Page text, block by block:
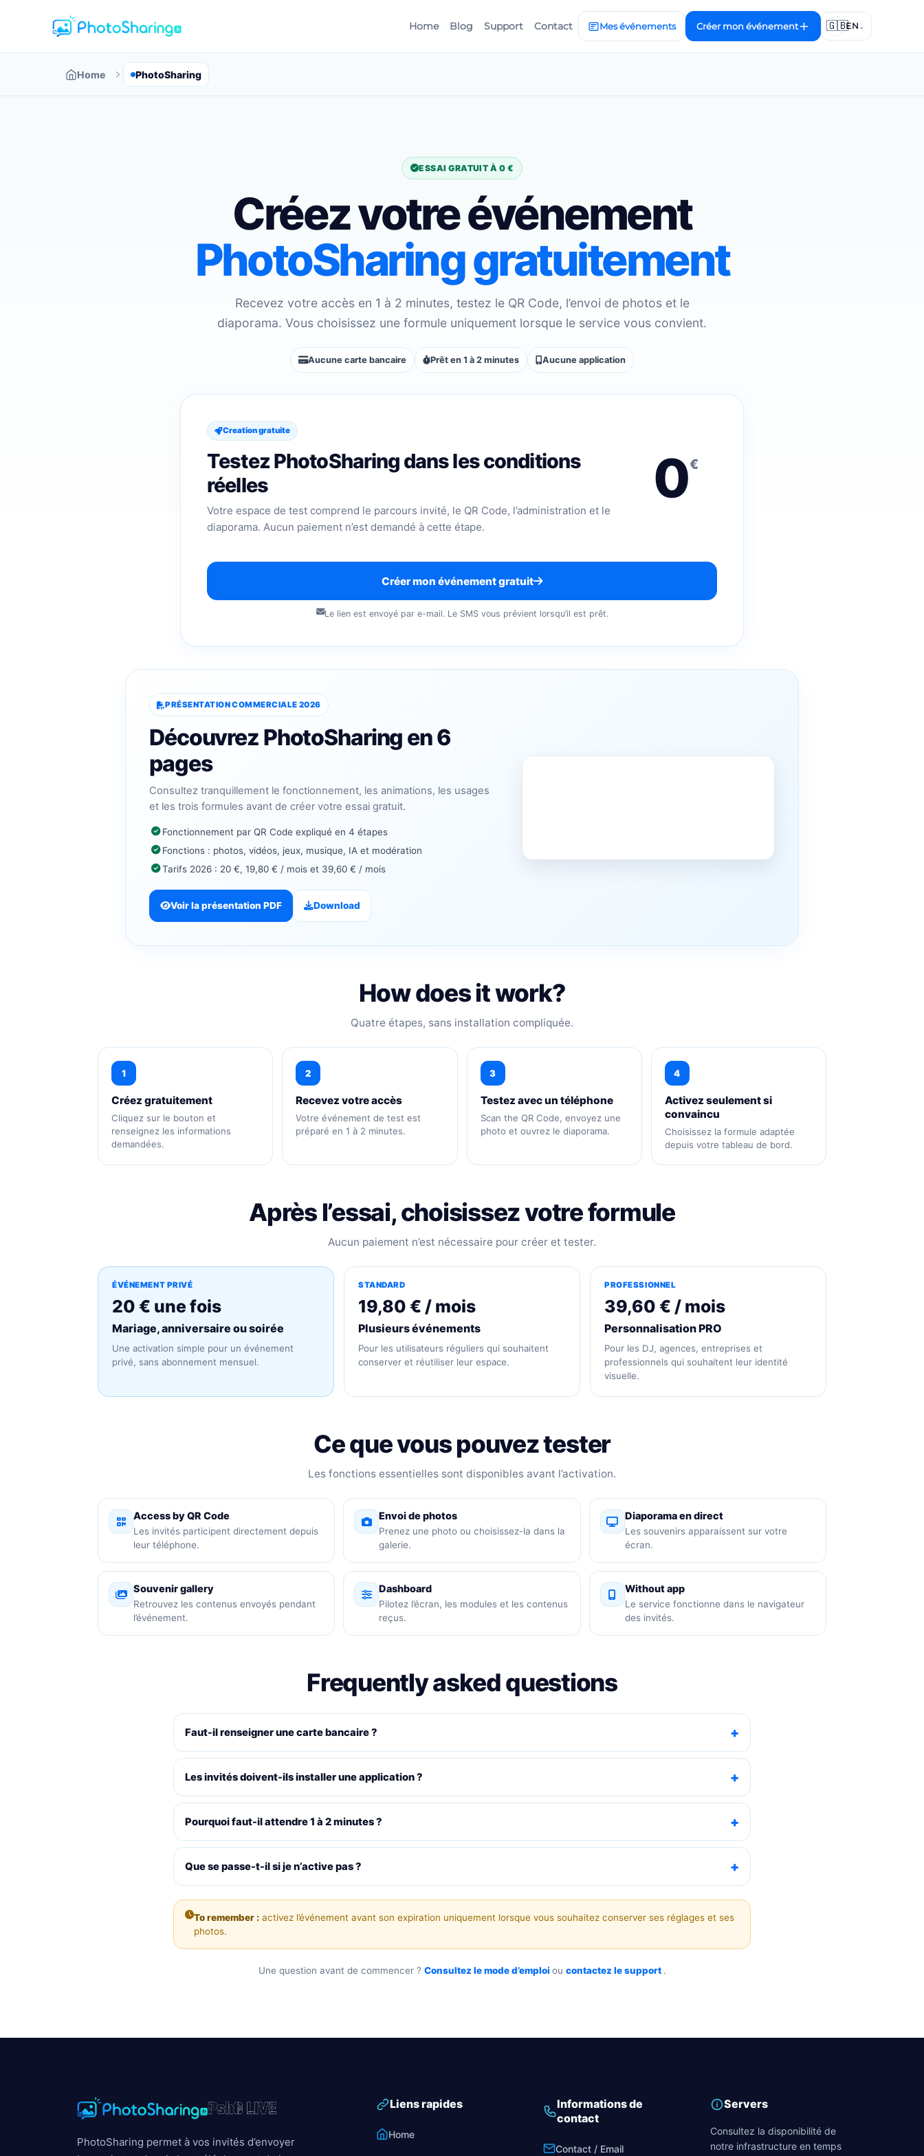
Home Blog Support Contact Mes événements Créer mon événement 🇬🇧EN ⌄
Home PhotoSharing
ESSAI GRATUIT À 0 €
Créez votre événement
PhotoSharing gratuitement
Recevez votre accès en 1 à 2 minutes, testez le QR Code, l’envoi de photos et le
diaporama. Vous choisissez une formule uniquement lorsque le service vous convient.
Aucune carte bancaire Prêt en 1 à 2 minutes Aucune application
Creation gratuite
Testez PhotoSharing dans les conditions
réelles
Votre espace de test comprend le parcours invité, le QR Code, l’administration et le
diaporama. Aucun paiement n’est demandé à cette étape.
0 €
Créer mon événement gratuit
Le lien est envoyé par e-mail. Le SMS vous prévient lorsqu’il est prêt.
PRÉSENTATION COMMERCIALE 2026
Découvrez PhotoSharing en 6
pages
Consultez tranquillement le fonctionnement, les animations, les usages
et les trois formules avant de créer votre essai gratuit.
Fonctionnement par QR Code expliqué en 4 étapes
Fonctions : photos, vidéos, jeux, musique, IA et modération
Tarifs 2026 : 20 €, 19,80 € / mois et 39,60 € / mois
Voir la présentation PDF Download
How does it work?
Quatre étapes, sans installation compliquée.
1
Créez gratuitement
Cliquez sur le bouton et
renseignez les informations
demandées.
2
Recevez votre accès
Votre événement de test est
préparé en 1 à 2 minutes.
3
Testez avec un téléphone
Scan the QR Code, envoyez une
photo et ouvrez le diaporama.
4
Activez seulement si
convaincu
Choisissez la formule adaptée
depuis votre tableau de bord.
Après l’essai, choisissez votre formule
Aucun paiement n’est nécessaire pour créer et tester.
ÉVÉNEMENT PRIVÉ
20 € une fois
Mariage, anniversaire ou soirée
Une activation simple pour un événement
privé, sans abonnement mensuel.
STANDARD
19,80 € / mois
Plusieurs événements
Pour les utilisateurs réguliers qui souhaitent
conserver et réutiliser leur espace.
PROFESSIONNEL
39,60 € / mois
Personnalisation PRO
Pour les DJ, agences, entreprises et
professionnels qui souhaitent leur identité
visuelle.
Ce que vous pouvez tester
Les fonctions essentielles sont disponibles avant l’activation.
Access by QR Code
Les invités participent directement depuis
leur téléphone.
Envoi de photos
Prenez une photo ou choisissez-la dans la
galerie.
Diaporama en direct
Les souvenirs apparaissent sur votre
écran.
Souvenir gallery
Retrouvez les contenus envoyés pendant
l’événement.
Dashboard
Pilotez l’écran, les modules et les contenus
reçus.
Without app
Le service fonctionne dans le navigateur
des invités.
Frequently asked questions
Faut-il renseigner une carte bancaire ?
Les invités doivent-ils installer une application ?
Pourquoi faut-il attendre 1 à 2 minutes ?
Que se passe-t-il si je n’active pas ?
To remember : activez l’événement avant son expiration uniquement lorsque vous souhaitez conserver ses réglages et ses
photos.
Une question avant de commencer ? Consultez le mode d’emploi ou contactez le support .
PhotoSharing permet à vos invités d’envoyer
Liens rapides
Home
Informations de
contact
Contact / Email
Servers
Consultez la disponibilité de
notre infrastructure en temps